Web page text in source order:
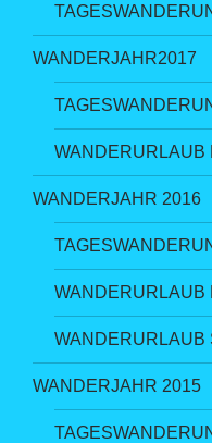
WANDERJAHR2017
WANDERURLAUB
WANDERJAHR 2016
WANDERURLAUB
WANDERURLAUB
WANDERJAHR 2015